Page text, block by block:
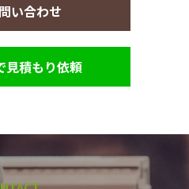
い合わせ
見積もり依頼